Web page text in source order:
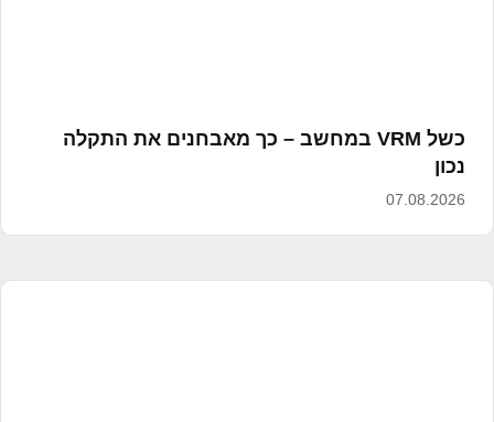
כשל VRM במחשב – כך מאבחנים את התקלה
נכון
07.08.2026